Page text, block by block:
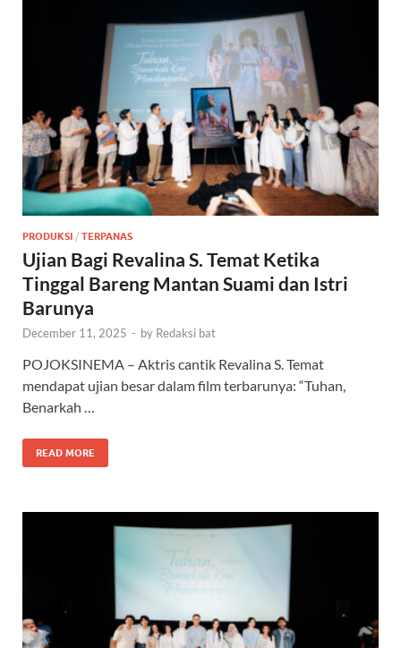
PRODUKSI / TERPANAS
Ujian Bagi Revalina S. Temat Ketika
Tinggal Bareng Mantan Suami dan Istri
Barunya
December 11, 2025 - by Redaksi bat
POJOKSINEMA – Aktris cantik Revalina S. Temat
mendapat ujian besar dalam film terbarunya: “Tuhan,
Benarkah …
READ MORE